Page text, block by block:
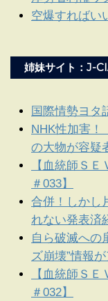
空爆すればい
姉妹サイト：J-
国際情勢ヨタ
NHK性加害！
の大物が容疑
【血統師Ｓ
＃033】
合併！しかし
れない発表済
自ら破滅への
ズ崩壊”情報
【血統師Ｓ
＃032】